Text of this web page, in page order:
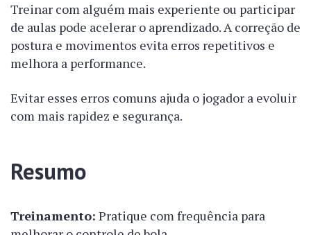
Treinar com alguém mais experiente ou participar
de aulas pode acelerar o aprendizado. A correção de
postura e movimentos evita erros repetitivos e
melhora a performance.
Evitar esses erros comuns ajuda o jogador a evoluir
com mais rapidez e segurança.
Resumo
Treinamento: Pratique com frequência para